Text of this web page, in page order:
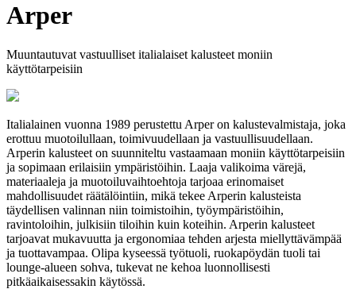
Arper
Muuntautuvat vastuulliset italialaiset kalusteet moniin
käyttötarpeisiin
Italialainen vuonna 1989 perustettu Arper on kalustevalmistaja, joka
erottuu muotoilullaan, toimivuudellaan ja vastuullisuudellaan.
Arperin kalusteet on suunniteltu vastaamaan moniin käyttötarpeisiin
ja sopimaan erilaisiin ympäristöihin. Laaja valikoima värejä,
materiaaleja ja muotoiluvaihtoehtoja tarjoaa erinomaiset
mahdollisuudet räätälöintiin, mikä tekee Arperin kalusteista
täydellisen valinnan niin toimistoihin, työympäristöihin,
ravintoloihin, julkisiin tiloihin kuin koteihin. Arperin kalusteet
tarjoavat mukavuutta ja ergonomiaa tehden arjesta miellyttävämpää
ja tuottavampaa. Olipa kyseessä työtuoli, ruokapöydän tuoli tai
lounge-alueen sohva, tukevat ne kehoa luonnollisesti
pitkäaikaisessakin käytössä.